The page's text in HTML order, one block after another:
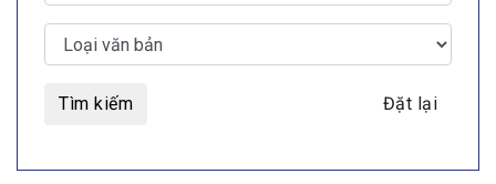
Tìm kiếm Đặt lại